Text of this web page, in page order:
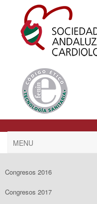
MENU
Congresos 2016
Congresos 2017